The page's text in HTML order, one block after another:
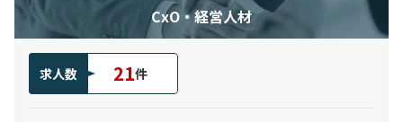
CxO・経営人材
求人数 21件